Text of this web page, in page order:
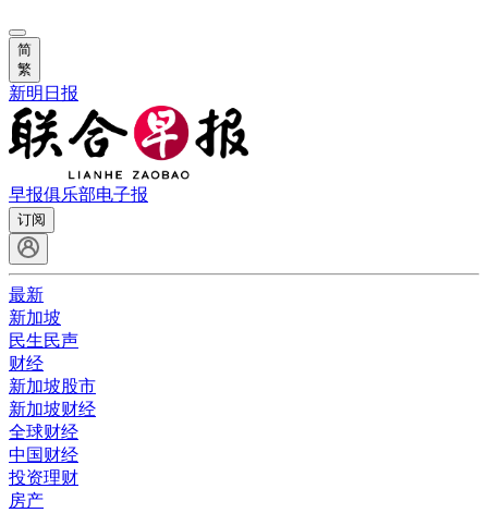
简
繁
新明日报
早报俱乐部电子报
订阅
最新
新加坡
民生民声
财经
新加坡股市
新加坡财经
全球财经
中国财经
投资理财
房产